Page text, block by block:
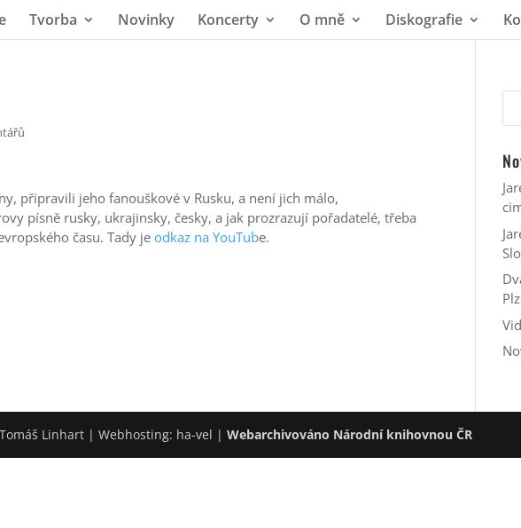
Tvorba Novinky Koncerty O mně Diskografie
připravili jeho fanouškové v Rusku, a není jich málo,
písně rusky, ukrajinsky, česky, a jak prozrazují pořadatelé, třeba
času. Tady jeodkaz na YouTube.
Linhart | Webhosting: ha-vel |Webarchivováno Národní knihovnou ČR